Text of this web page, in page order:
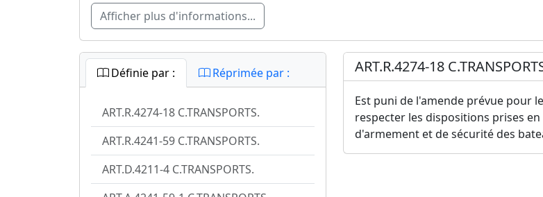
Afficher plus d'informations...
Définie par : Réprimée par :
ART.R.4274-18 C.TRANSPORTS.
ART.R.4241-59 C.TRANSPORTS.
ART.D.4211-4 C.TRANSPORTS.
ART.R.4274-18
Est puni de l'amende prévue pour
respecter les dispositions prises
d'armement et de sécurité des